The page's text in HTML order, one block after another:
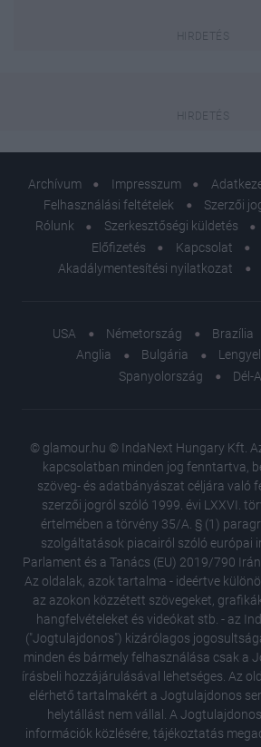
Archívum Impresszum
Felhasználási feltételek
Szerzői
Rólunk
Szerkesztőségi küldetés
Előfizetés
Kapcsolat
Akadálymentesítési nyilatkozat
USA Németország Brazília
Anglia
Bulgária
Spanyolország
Dél-
© glamour.hu © IndaNext Hungary Kft.
kapcsolatban minden jog fenntartva,
szöveg- és adatbányászat céljára való
szerzői jogról szóló 1999. évi LXXVI.
értelmében a törvény 35/A. § (1)
szolgáltatások piacairól szóló európai
Parlament és a Tanács (EU) 2019/790
Az oldalak, azok tartalma - ideértve
az azokon közzétett szövegeket,
hangfelvételeket és videókat stb. - az
("Jogtulajdonos") kizárólagos
minden és bármely felhasználása csak a
írásbeli hozzájárulásával lehetséges. Az
elérhető tartalmakért a Jogtulajdonos
helytállást nem vállal. A
információk közlésére, tájékoztatás